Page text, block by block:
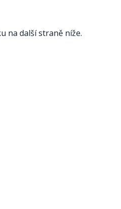
na další straně níže.